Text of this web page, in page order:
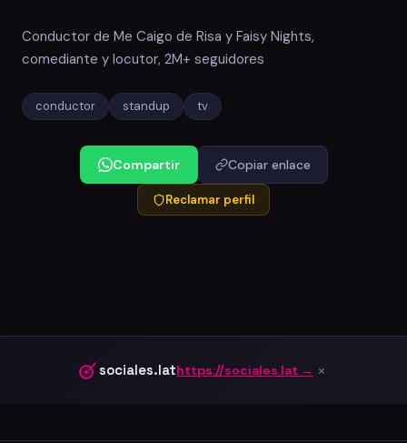
Conductor de Me Caigo de Risa y Faisy Nights,
comediante y locutor, 2M+ seguidores
conductor standup tv
Compartir Copiar enlace
Reclamar perfil
sociales.lathttps://sociales.lat → ×